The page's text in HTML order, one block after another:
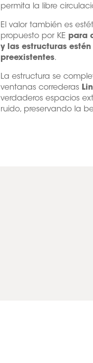
permita la libre
El valor también es
propuesto por KE para
y las estructuras
preexistentes.
La estructura se
ventanas correderas
verdaderos espacios
ruido, preservando la